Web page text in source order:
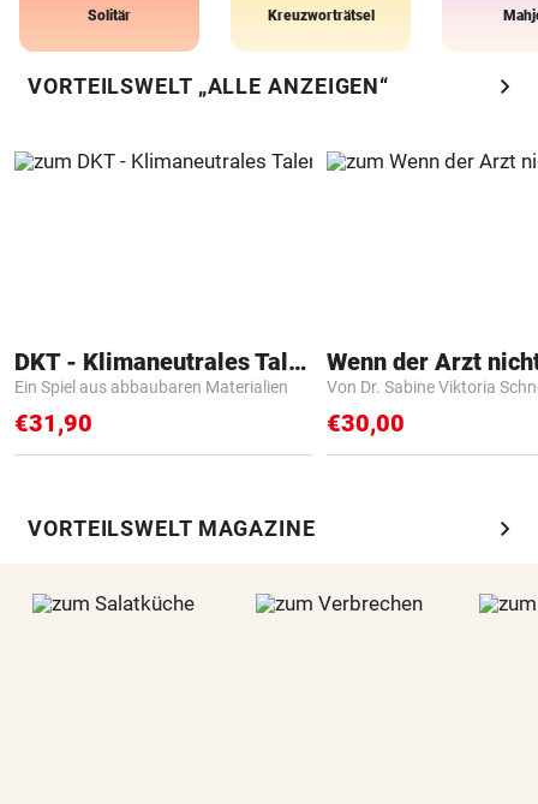
Solitär Kreuzworträtsel
VORTEILSWELT „ALLE ANZEIGEN“ chevron_right
DKT - Klimaneutrales Talent
Ein Spiel aus abbaubaren Materialien
€31,90
Von Dr. Sabine Viktoria
€30,00
VORTEILSWELT MAGAZINE chevron_right